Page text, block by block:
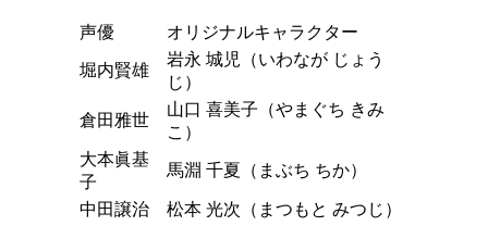
声優 オリジナルキャラクター
堀内賢雄
岩永 城児（いわなが じょう
じ）
倉田雅世
山口 喜美子（やまぐち きみ
こ）
大本眞基
子
馬淵 千夏（まぶち ちか）
中田譲治 松本 光次（まつもと みつじ）